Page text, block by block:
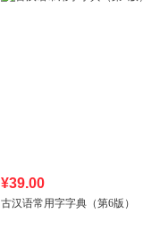
¥39.00
古汉语常用字字典（第6版）